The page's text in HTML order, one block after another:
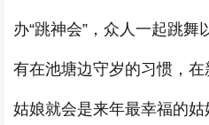
办“跳神会”，众人一起跳
有在池塘边守岁的习惯，
姑娘就会是来年最幸福的姑